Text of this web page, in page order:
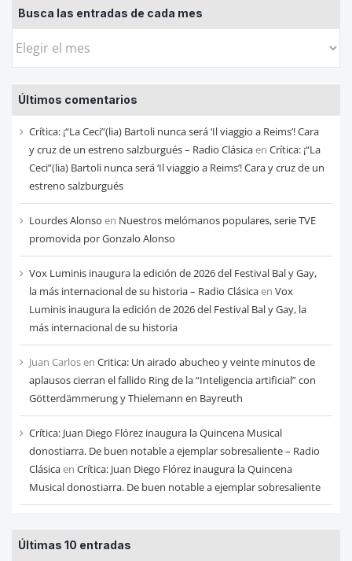
Busca las entradas de cada mes
Busca
entradas
de
cada
mes
Últimos comentarios
Crítica: ¡“La Ceci”(lia) Bartoli nunca será ‘Il viaggio a Reims’! Cara
y cruz de un estreno salzburgués – Radio Clásicaen Crítica: ¡“La
Ceci”(lia) Bartoli nunca será ‘Il viaggio a Reims’! Cara y cruz de un
estreno salzburgués
Lourdes Alonso en Nuestros melómanos populares, serie TVE
promovida por Gonzalo Alonso
Vox Luminis inaugura la edición de 2026 del Festival Bal y Gay,
la más internacional de su historia – Radio Clásicaen Vox
Luminis inaugura la edición de 2026 del Festival Bal y Gay, la
más internacional de su historia
Juan Carlosen Critica: Un airado abucheo y veinte minutos de
aplausos cierran el fallido Ring de la “Inteligencia artificial” con
Götterdämmerung y Thielemann en Bayreuth
Crítica: Juan Diego Flórez inaugura la Quincena Musical
donostiarra. De buen notable a ejemplar sobresaliente – Radio
Clásicaen Crítica: Juan Diego Flórez inaugura la Quincena
Musical donostiarra. De buen notable a ejemplar sobresaliente
Últimas 10 entradas